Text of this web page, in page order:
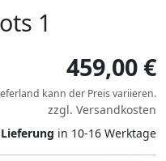
1
459,00 €
kann der Preis variieren.
zzgl. Versandkosten
in 10-16 Werktage